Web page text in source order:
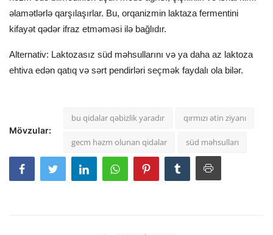
əlamətlərlə qarşılaşırlar. Bu, orqanizmin laktaza fermentini
kifayət qədər ifraz etməməsi ilə bağlıdır.
Alternativ: Laktozasız süd məhsullarını və ya daha az laktoza
ehtiva edən qatıq və sərt pendirləri seçmək faydalı ola bilər.
Mövzular:
bu qidalar qəbizlik yaradır qırmızı ətin ziyanı
gecm həzm olunan qidalar süd məhsulları